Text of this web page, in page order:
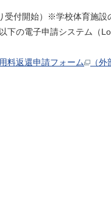
付開始）※学校体育施設
の電子申請システム（
料返還申請フォーム
（